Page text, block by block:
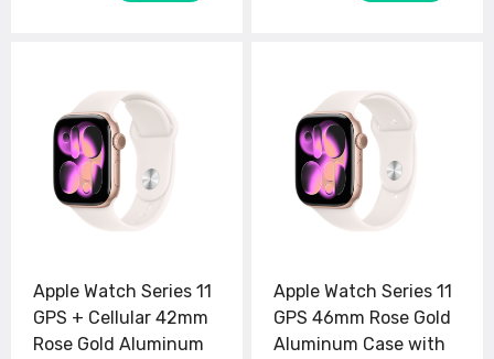
Apple Watch Series 11
GPS + Cellular 42mm
Rose Gold Aluminum
Apple Watch Series 11
GPS 46mm Rose Gold
Aluminum Case with